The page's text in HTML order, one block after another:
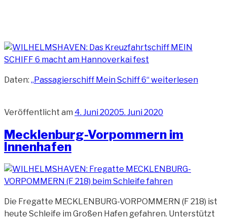
Daten: „Passagierschiff Mein Schiff 6“weiterlesen
Veröffentlicht am 4. Juni 20205. Juni 2020
Mecklenburg-Vorpommern im
Innenhafen
Die Fregatte MECKLENBURG-VORPOMMERN (F 218) ist
heute Schleife im Großen Hafen gefahren. Unterstützt